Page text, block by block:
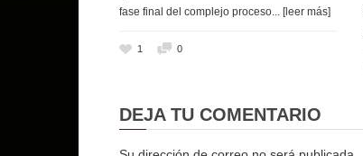
fase final del complejo proceso ... [leer más]
1 0
DEJA TU COMENTARIO